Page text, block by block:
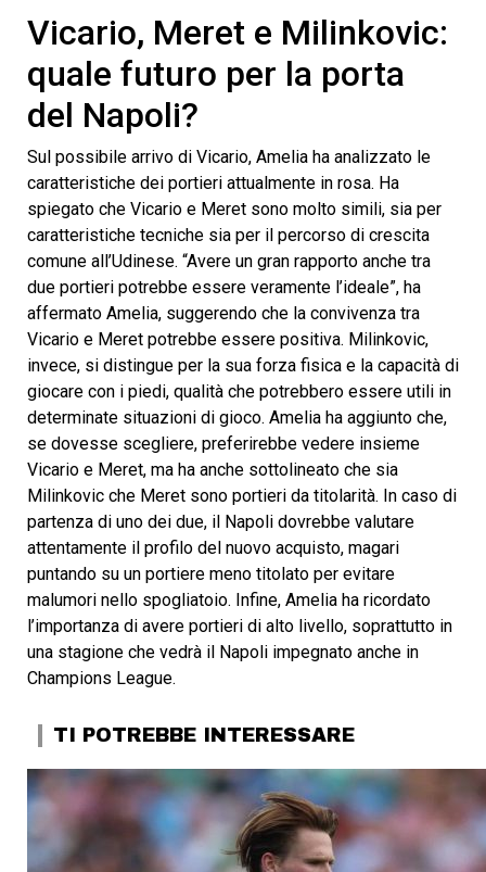
Vicario, Meret e Milinkovic:
quale futuro per la porta
del Napoli?
Sul possibile arrivo di Vicario, Amelia ha analizzato le
caratteristiche dei portieri attualmente in rosa. Ha
spiegato che Vicario e Meret sono molto simili, sia per
caratteristiche tecniche sia per il percorso di crescita
comune all’Udinese. “Avere un gran rapporto anche tra
due portieri potrebbe essere veramente l’ideale”, ha
affermato Amelia, suggerendo che la convivenza tra
Vicario e Meret potrebbe essere positiva. Milinkovic,
invece, si distingue per la sua forza fisica e la capacità di
giocare con i piedi, qualità che potrebbero essere utili in
determinate situazioni di gioco. Amelia ha aggiunto che,
se dovesse scegliere, preferirebbe vedere insieme
Vicario e Meret, ma ha anche sottolineato che sia
Milinkovic che Meret sono portieri da titolarità. In caso di
partenza di uno dei due, il Napoli dovrebbe valutare
attentamente il profilo del nuovo acquisto, magari
puntando su un portiere meno titolato per evitare
malumori nello spogliatoio. Infine, Amelia ha ricordato
l’importanza di avere portieri di alto livello, soprattutto in
una stagione che vedrà il Napoli impegnato anche in
Champions League.
TI POTREBBE INTERESSARE